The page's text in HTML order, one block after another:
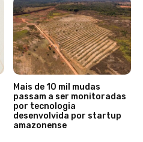
Mais de 10 mil mudas
passam a ser monitoradas
por tecnologia
desenvolvida por startup
amazonense